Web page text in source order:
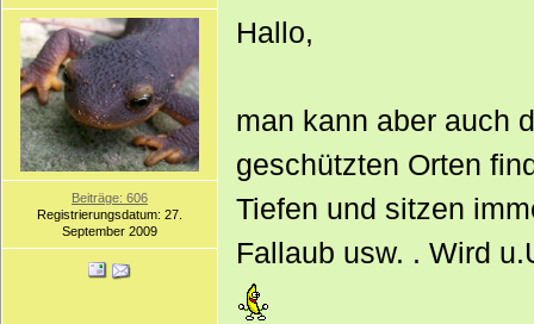
Beiträge: 606
Registrierungsdatum: 27.
September 2009
Hallo,
man kann aber auch
geschützten Orten
Tiefen und sitzen
Fallaub usw. . Wird